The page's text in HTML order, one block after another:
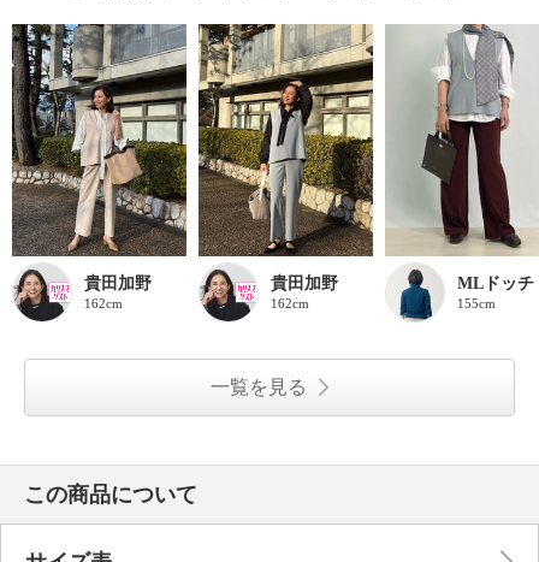
貴田加野
162cm
貴田加野
162cm
MLドッチ
155cm
一覧を見る
この商品について